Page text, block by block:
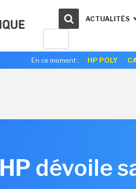
ACTUALITÉS
En ce moment : HP POLY
HP dévoile